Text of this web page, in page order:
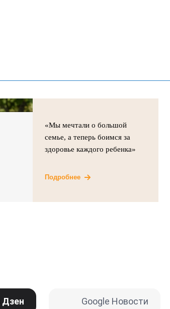
«Мы мечтали о большой
семье, а теперь боимся за
здоровье каждого ребенка»
Подробнее
Дзен Google Новости